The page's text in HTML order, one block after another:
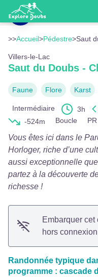
Saut du Doubs - Châtelard
>>Accueil>Pédestre>Saut
Villers-le-Lac
Saut du Doubs -
Faune Flore Karst
Intermédiaire 3h
-524m
Boucle PR
Vous êtes ici dans le
Horloger, riche d’une
aussi exceptionnelle
partez à la découverte
richesse !
Embarquer
hors connexion
Randonnée typique
programme : cascade